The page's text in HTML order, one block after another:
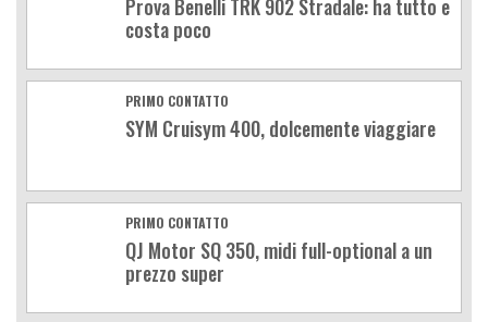
Prova Benelli TRK 902 Stradale: ha tutto e
costa poco
PRIMO CONTATTO
SYM Cruisym 400, dolcemente viaggiare
PRIMO CONTATTO
QJ Motor SQ 350, midi full-optional a un
prezzo super